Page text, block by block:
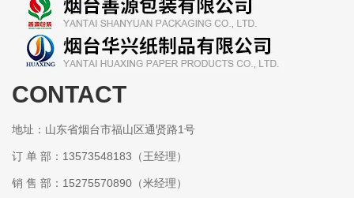
某某包装有限公司
CONTACT
地址：山东省烟台市福山区通贤路1号
订 单 部：13573548183（王经理）
销 售 部：15275570890（米经理）